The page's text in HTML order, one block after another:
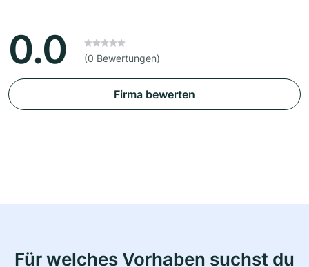
0.0 (0 Bewertungen)
Firma bewerten
Für welches Vorhaben suchst du